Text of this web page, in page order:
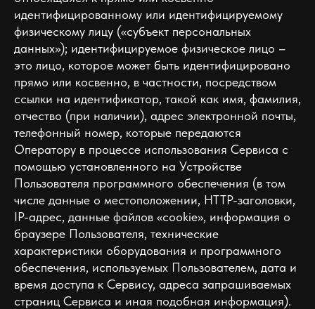
идентифицированному или идентифицируемому
физическому лицу («субъект персональных
данных»); идентифицируемое физическое лицо –
это лицо, которое может быть идентифицировано
прямо или косвенно, в частности, посредством
ссылки на идентификатор, такой как имя, фамилия,
отчество (при наличии), адрес электронной почты,
телефонный номер, которые передаются
Оператору в процессе использования Сервиса с
помощью установленного на Устройстве
Пользователя программного обеспечения (в том
числе данные о местоположении, HTTP-заголовки,
IP-адрес, данные файлов «cookie», информация о
браузере Пользователя, технические
характеристики оборудования и программного
обеспечения, используемых Пользователем, дата и
время доступа к Сервису, адреса запрашиваемых
страниц Сервиса и иная подобная информация).